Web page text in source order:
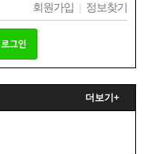
회원가입 | 정보찾기
더보기+